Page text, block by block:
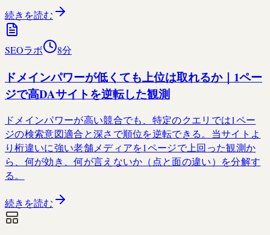
続きを読む
SEOラボ 8分
ドメインパワーが低くても上位は取れるか｜1ペー
ジで高DAサイトを逆転した観測
ドメインパワーが高い競合でも、特定のクエリでは1ペー
ジの検索意図適合と深さで順位を逆転できる。当サイトよ
り桁違いに強い老舗メディアを1ページで上回った観測か
ら、何が効き、何が言えないか（点と面の違い）を分解す
る。
続きを読む